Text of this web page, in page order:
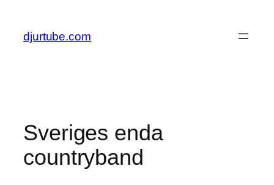
content
djurtube.com
Sveriges enda
countryband